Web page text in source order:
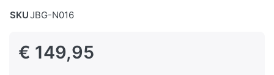
SKUJBG-N016
€ 149,95